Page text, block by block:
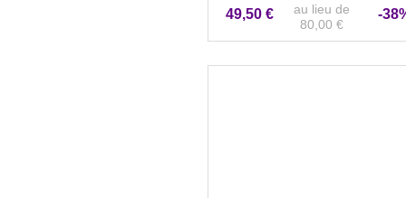
49,50 €
au lieu de
80,00 €
-